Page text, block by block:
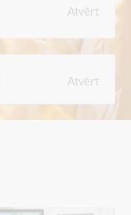
Atvērt
Atvērt